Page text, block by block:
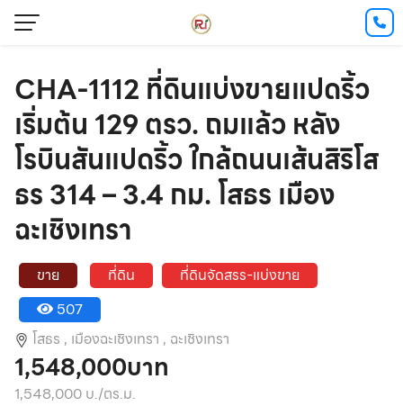
CHA-1112 ที่ดินแบ่งขายแปดริ้ว
เริ่มต้น 129 ตรว. ถมแล้ว หลัง
โรบินสันแปดริ้ว ใกล้ถนนเส้นสิริโส
ธร 314 – 3.4 กม. โสธร เมือง
ฉะเชิงเทรา
ขาย ที่ดิน
ที่ดินจัดสรร-แบ่งขาย
507
โสธร , เมืองฉะเชิงเทรา , ฉะเชิงเทรา
1,548,000บาท
1,548,000 บ./ตร.ม.